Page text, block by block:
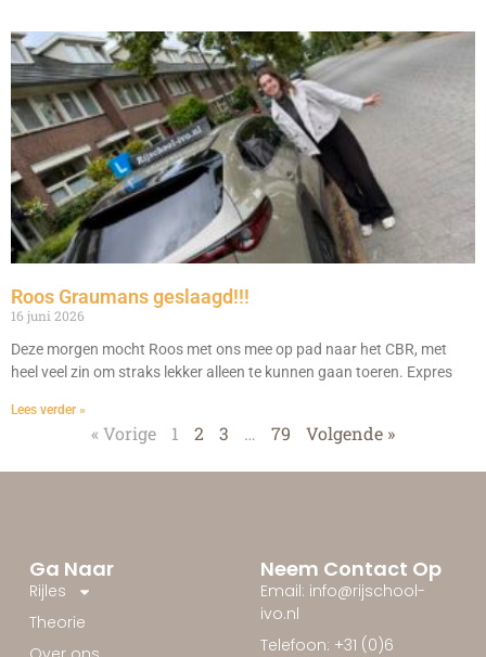
Roos Graumans geslaagd!!!
16 juni 2026
Deze morgen mocht Roos met ons mee op pad naar het CBR, met
heel veel zin om straks lekker alleen te kunnen gaan toeren. Expres
Lees verder »
« Vorige 1 2 3 … 79 Volgende »
Ga Naar
Rijles
Theorie
Neem Contact Op
Email: info@rijschool-
ivo.nl
Telefoon: +31 (0)6